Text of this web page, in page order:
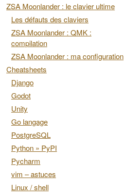
ZSA Moonlander : le clavier ultime
Les défauts des claviers
ZSA Moonlander : QMK :
compilation
ZSA Moonlander : ma configuration
Cheatsheets
Django
Godot
Unity
Go langage
PostgreSQL
Python » PyPI
Pycharm
vim – astuces
Linux / shell